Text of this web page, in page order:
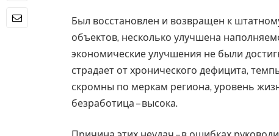
Был восстановлен и возвращен к
объектов, несколько улучшена
экономические улучшения не были
страдает от хронического дефицита,
скромны по меркам региона, уровень
безработица – высока.